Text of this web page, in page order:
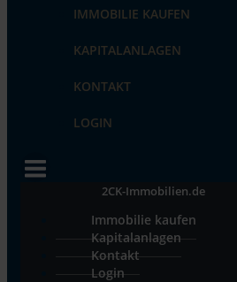
IMMOBILIE KAUFEN
KAPITALANLAGEN
KONTAKT
LOGIN
2CK-Immobilien.de
Immobilie kaufen
Kapitalanlagen
Kontakt
Login